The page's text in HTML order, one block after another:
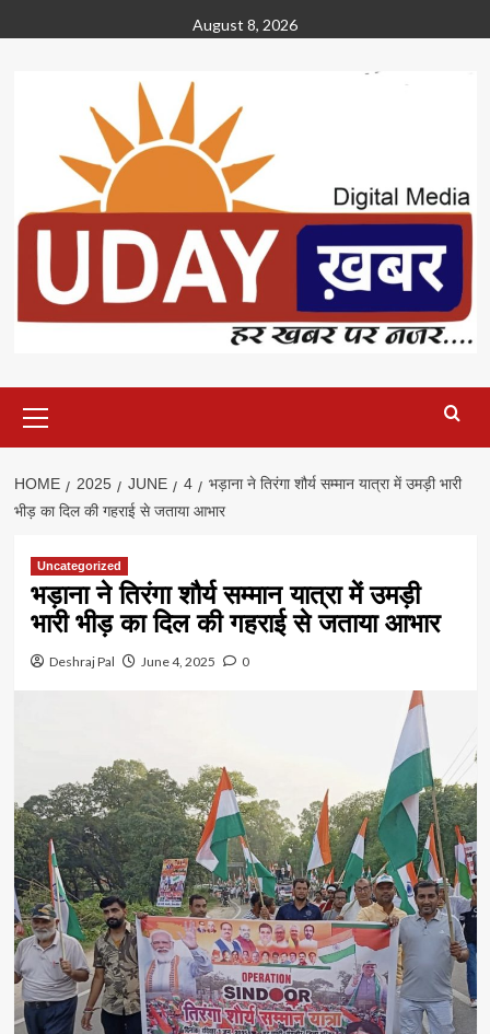
to
August 8, 2026
Menu
HOME 2025 JUNE 4
भड़ाना ने तिरंगा शौर्य सम्मान यात्रा में उमड़ी भारी
भीड़ का दिल की गहराई से जताया आभार
Uncategorized
भड़ाना ने तिरंगा शौर्य सम्मान यात्रा में उमड़ी
भारी भीड़ का दिल की गहराई से जताया आभार
Deshraj Pal June 4, 2025 0